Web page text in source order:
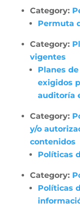
Category:
Permuta
Category:
vigentes
Planes
exigidos
auditoría
Category:
y/o
contenidos
Políticas
Category:
Políticas